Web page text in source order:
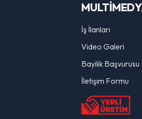
İş İlanları
Video Galeri
Bayilik Başvurusu
İletişim Formu